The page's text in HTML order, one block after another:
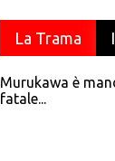
La Trama
Murukawa è
fatale...